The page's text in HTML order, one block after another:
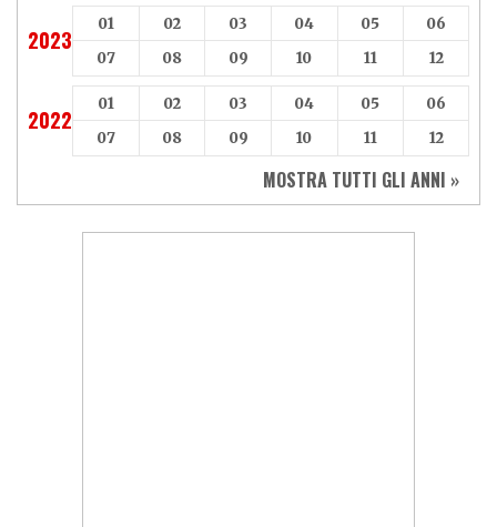
2023
01 02 03 04 05
06
07
08 09 10 11 12
2022
01 02 03 04 05
06
07
08 09 10 11 12
MOSTRA TUTTI GLI ANNI »